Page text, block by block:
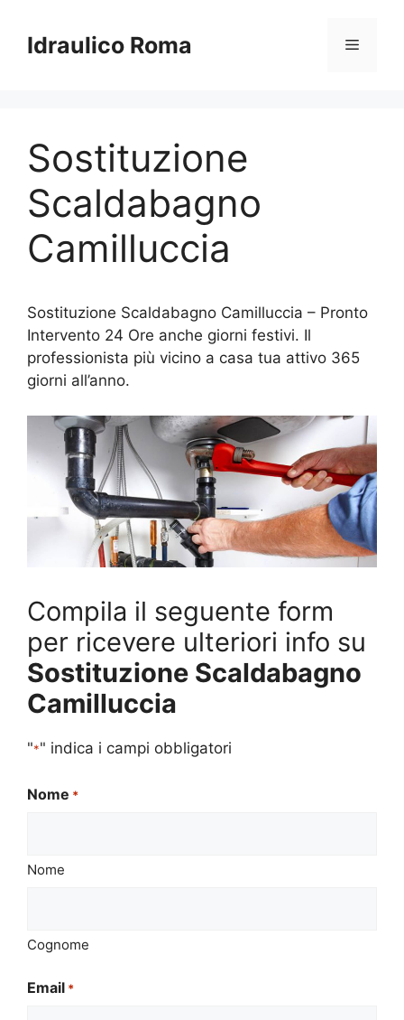
contenuto
Idraulico Roma Menu
Sostituzione
Scaldabagno
Camilluccia
Sostituzione Scaldabagno Camilluccia – Pronto
Intervento 24 Ore anche giorni festivi. Il
professionista più vicino a casa tua attivo 365
giorni all’anno.
Compila il seguente form
per ricevere ulteriori info su
Sostituzione Scaldabagno
Camilluccia
"*" indica i campi obbligatori
Nome *
Nome
Cognome
Email *